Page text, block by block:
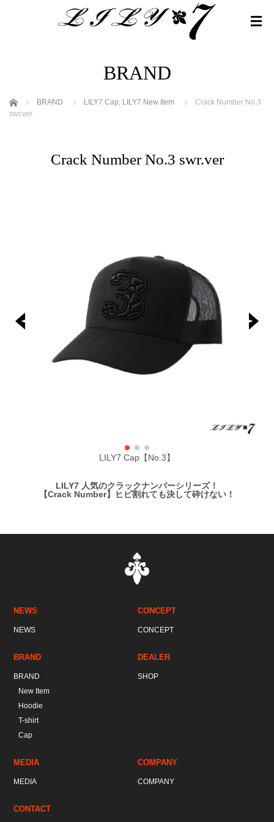
BRAND
ホーム BRAND LILY7 Cap, LILY7 New Item
Crack Number No.3
swr.ver
Crack Number No.3 swr.ver
LILY7 Cap【No.3】
LILY7 人気のクラックナンバーシリーズ！
【Crack Number】ヒビ割れても決して砕けない！
NEWS
NEWS
CONCEPT
CONCEPT
BRAND
BRAND
New Item
Hoodie
T-shirt
Cap
DEALER
SHOP
MEDIA
MEDIA
COMPANY
COMPANY
CONTACT